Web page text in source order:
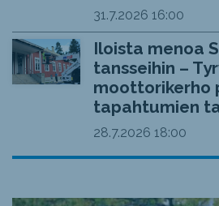
31.7.2026 16:00
Iloista menoa
tansseihin –
moottorikerho
tapahtumien
28.7.2026 18:00